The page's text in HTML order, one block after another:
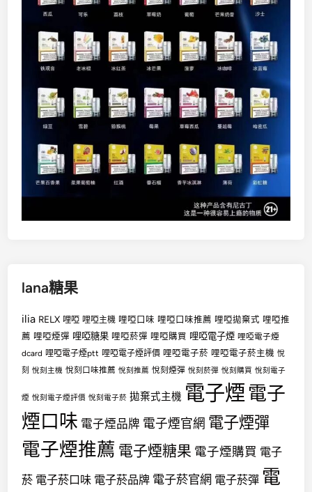
lana糖果
ilia RELX 哩啞 哩啞主機 哩啞口味 哩啞口味推薦 哩啞拋棄式 哩啞推
薦 哩啞煙彈 哩啞糖果 哩啞菸彈 哩啞購買 哩啞電子煙 哩啞電子煙
dcard 哩啞電子煙ptt 哩啞電子煙評價 哩啞電子菸 哩啞電子菸主機 悅
刻 悅刻主機 悅刻口味推薦 悅刻推薦 悅刻煙彈 悅刻菸彈 悅刻購買 悅刻電子
煙 悅刻電子煙評價 悅刻電子菸 拋棄式主機 電子煙 電子
煙口味 電子煙品牌 電子煙官網 電子煙彈
電子煙推薦 電子煙糖果 電子煙購買 電子
菸 電子菸口味 電子菸品牌 電子菸官網 電子菸彈 電